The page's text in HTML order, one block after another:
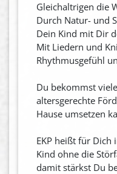
Gleichaltrigen die
Durch Natur- und
Dein Kind mit Dir
Mit Liedern und
Rhythmusgefühl
Du bekommst
altersgerechte
Hause umsetzen
EKP heißt für Dich
Kind ohne die
damit stärkst Du